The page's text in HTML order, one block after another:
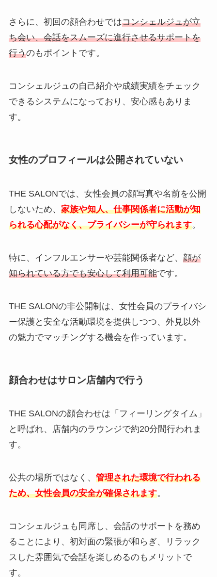
さらに、初回の顔合わせではコンシェルジュが立
ち会い、会話をスムーズに進行させるサポートを
行うのもポイントです。
コンシェルジュの自己紹介や成績実績をチェック
できるシステムになっており、安心感もありま
す。
女性のプロフィールは公開されていない
THE SALONでは、女性会員の顔写真や名前を公開
しないため、 家族や知人、仕事関係者に活動が知
られる心配がなく、プライバシーが守られます。
特に、インフルエンサーや芸能関係者など、 顔が
知られている方でも安心して利用可能です。
THE SALONの非公開制は、女性会員のプライバシ
ー保護と安全な活動環境を提供しつつ、外見以外
の魅力でマッチングする機会を作っています。
顔合わせはサロン店舗内で行う
THE SALONの顔合わせは「フィーリングタイム」
と呼ばれ、店舗内のラウンジで約20分間行われま
す。
公共の場所ではなく、 管理された環境で行われる
ため、女性会員の安全が確保されます。
コンシェルジュも同席し、会話のサポートを務め
ることにより、初対面の緊張が和らぎ、リラック
スした雰囲気で会話を楽しめるのもメリットで
す。